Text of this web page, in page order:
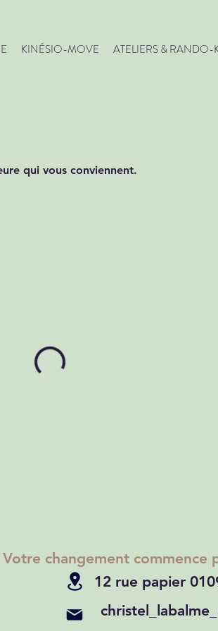
KINÉSIO-MOVE ATELIERS & RANDO-
qui vous conviennent.
Votre changement commence
12 rue papier